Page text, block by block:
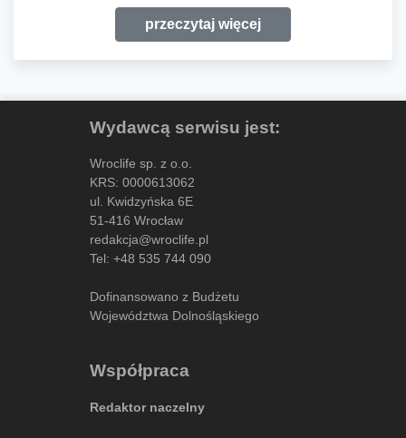
przeczytaj więcej
Wydawcą serwisu jest:
Wroclife sp. z o.o.
KRS: 0000613062
ul. Kwidzyńska 6E
51-416 Wrocław
redakcja@wroclife.pl
Tel: +48 535 744 090
Dofinansowano z Budżetu
Województwa Dolnośląskiego
Współpraca
Redaktor naczelny